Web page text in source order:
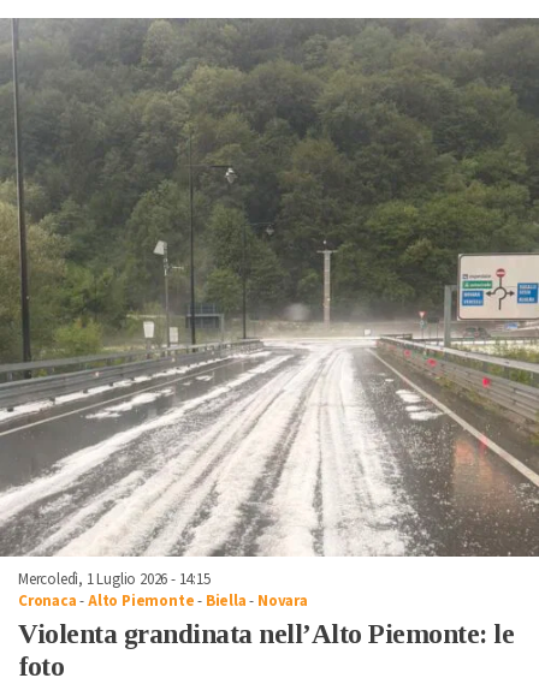
Mercoledì, 1 Luglio 2026 - 14:15
Cronaca-Alto Piemonte- Biella- Novara
Violenta grandinata nell’Alto Piemonte: le
foto